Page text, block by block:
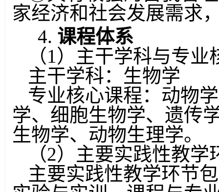
家经济和社会发展需求
4. 课程体系
（1）主干学科与专业
主干学科：生物学
专业核心课程：动物
学、细胞生物学、遗传
生物学、动物生理学。
（2）主要实践性教学
主要实践性教学环节